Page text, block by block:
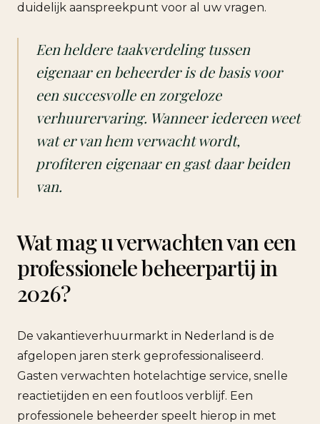
duidelijk aanspreekpunt voor al uw vragen.
Een heldere taakverdeling tussen
eigenaar en beheerder is de basis voor
een succesvolle en zorgeloze
verhuurervaring. Wanneer iedereen weet
wat er van hem verwacht wordt,
profiteren eigenaar en gast daar beiden
van.
Wat mag u verwachten van een
professionele beheerpartij in
2026?
De vakantieverhuurmarkt in Nederland is de
afgelopen jaren sterk geprofessionaliseerd.
Gasten verwachten hotelachtige service, snelle
reactietijden en een foutloos verblijf. Een
professionele beheerder speelt hierop in met